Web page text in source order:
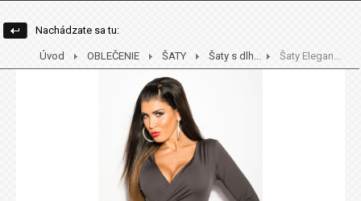
Nachádzate sa tu:
Úvod OBLEČENIE ŠATY Šaty s dlh... Šaty Elegan...